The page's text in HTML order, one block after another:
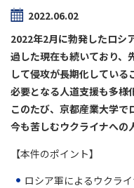
2022.06.02
2022年2月に勃発したロシ
過した現在も続いており、
して侵攻が長期化している
必要となる人道支援も多様
このたび、京都産業大学で
今も苦しむウクライナへの
【本件のポイント】
ロシア軍によるウクラ